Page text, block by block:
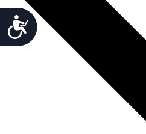
Accesibilidad